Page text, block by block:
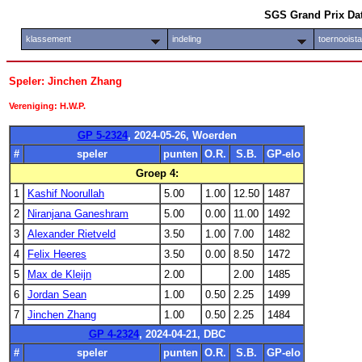
SGS Grand Prix
klassement indeling
Speler: Jinchen Zhang
Vereniging: H.W.P.
GP 5-2324, 2024-05-26, Woerden
#
speler punten O.R. S.B.
GP-elo
Groep 4:
1
Kashif Noorullah 5.00 1.00 12.50
1487
2
Niranjana Ganeshram 5.00 0.00 11.00
1492
3
Alexander Rietveld 3.50 1.00 7.00
1482
4
Felix Heeres 3.50 0.00 8.50
1472
5
Max de Kleijn 2.00 2.00
1485
6
Jordan Sean 1.00 0.50 2.25
1499
7
Jinchen Zhang 1.00 0.50 2.25
1484
GP 4-2324, 2024-04-21, DBC
#
speler punten O.R. S.B.
GP-elo